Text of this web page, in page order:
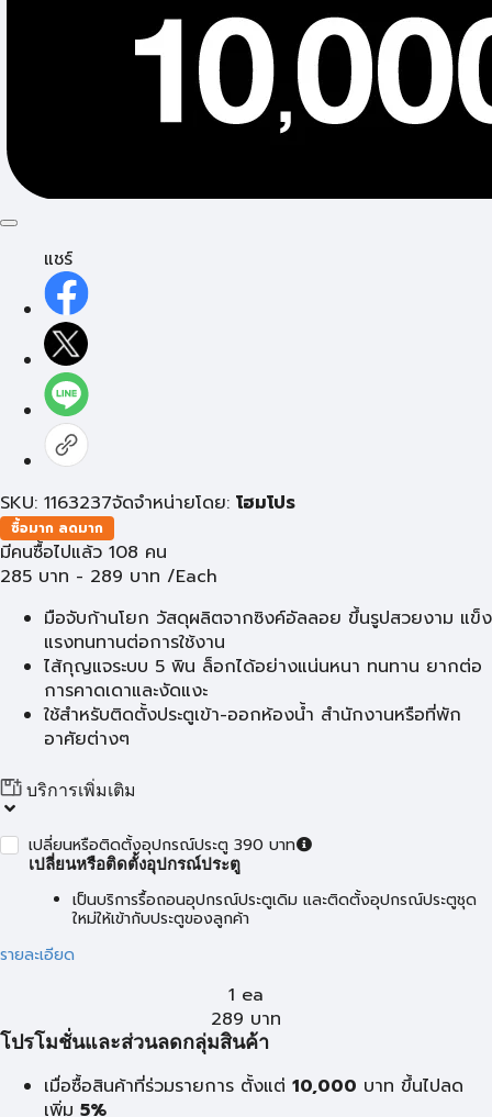
แชร์
SKU: 1163237จัดจำหน่ายโดย: โฮมโปร
ซื้อมาก ลดมาก
มีคนซื้อไปแล้ว 108 คน
285 บาท - 289 บาท /Each
มือจับก้านโยก วัสดุผลิตจากซิงค์อัลลอย ขึ้นรูปสวยงาม แข็ง
แรงทนทานต่อการใช้งาน
ไส้กุญแจระบบ 5 พิน ล็อกได้อย่างแน่นหนา ทนทาน ยากต่อ
การคาดเดาและงัดแงะ
ใช้สำหรับติดตั้งประตูเข้า-ออกห้องน้ำ สำนักงานหรือที่พัก
อาศัยต่างๆ
บริการเพิ่มเติม
เปลี่ยนหรือติดตั้งอุปกรณ์ประตู 390 บาท
เปลี่ยนหรือติดตั้งอุปกรณ์ประตู
เป็นบริการรื้อถอนอุปกรณ์ประตูเดิม และติดตั้งอุปกรณ์ประตูชุด
ใหม่ให้เข้ากับประตูของลูกค้า
รายละเอียด
1 ea
289 บาท
โปรโมชั่นและส่วนลดกลุ่มสินค้า
เมื่อซื้อสินค้าที่ร่วมรายการ ตั้งแต่ 10,000 บาท ขึ้นไปลด
เพิ่ม 5%